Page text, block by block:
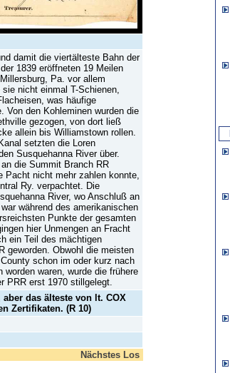
damit die viertälteste Bahn der
1839 eröffneten 19 Meilen
Pa. vor allem
nicht einmal T-Schienen,
was häufige
Von den Kohleminen wurden die
gezogen, von dort ließ
allein bis Williamstown rollen.
setzten die Loren
Susquehanna River über.
die Summit Branch RR
Pacht nicht mehr zahlen konnte,
Ry. verpachtet. Die
River, wo Anschluß an
während des amerikanischen
Punkte der gesamten
hier Unmengen an Fracht
ein Teil des mächtigen
geworden. Obwohl die meisten
schon im oder kurz nach
waren, wurde die frühere
PRR erst 1970 stillgelegt.
das älteste von lt. COX
Zertifikaten. (R 10)
Nächstes Los